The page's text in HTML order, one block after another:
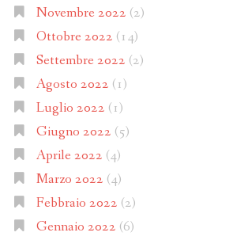
Novembre 2022 (2)
Ottobre 2022 (14)
Settembre 2022 (2)
Agosto 2022 (1)
Luglio 2022 (1)
Giugno 2022 (5)
Aprile 2022 (4)
Marzo 2022 (4)
Febbraio 2022 (2)
Gennaio 2022 (6)